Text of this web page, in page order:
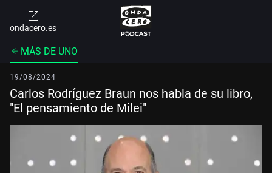
ondacero.es
MÁS DE UNO
19/08/2024
Carlos Rodríguez Braun nos habla de su libro,
"El pensamiento de Milei"